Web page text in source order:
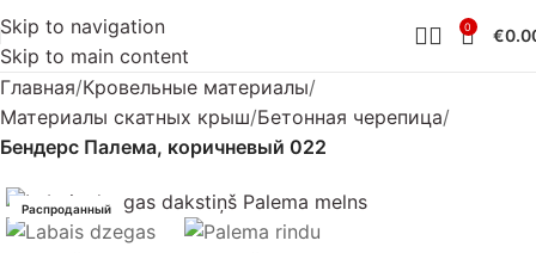
Skip to navigation
Skip to main content
0 €
Главная Кровельные материалы
Материалы скатных крыш Бетонная черепица
Бендерс Палема, коричневый 022
Распроданный